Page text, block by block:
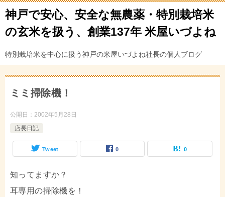
神戸で安心、安全な無農薬・特別栽培米
の玄米を扱う、創業137年 米屋いづよね
特別栽培米を中心に扱う神戸の米屋いづよね社長の個人ブログ
ミミ掃除機！
公開日： 2002年5月28日
店長日記
Tweet 0 0
知ってますか？
耳専用の掃除機を！